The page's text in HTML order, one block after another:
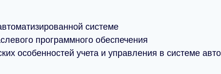
системе
программного обеспечения
особенностей учета и управления в системе